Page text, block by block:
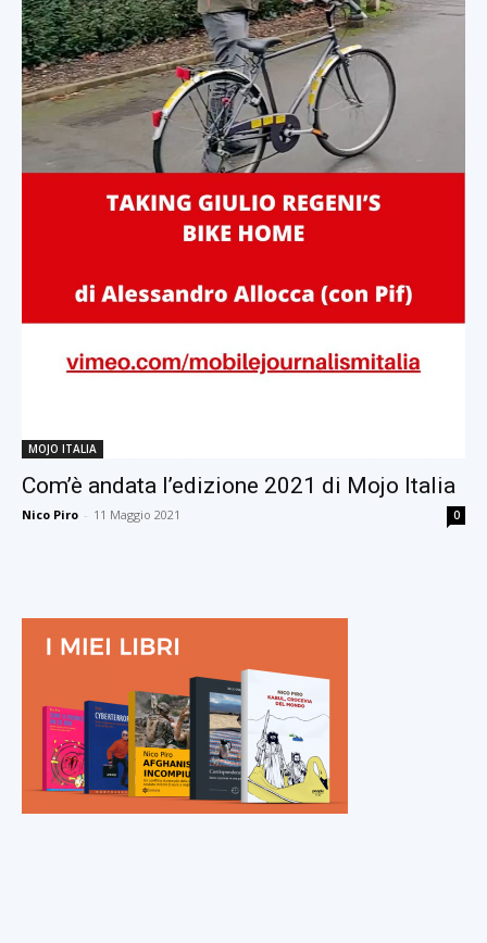
MOJO ITALIA
Com’è andata l’edizione 2021 di Mojo Italia
Nico Piro - 11 Maggio 2021 0